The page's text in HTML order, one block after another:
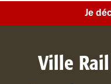
Je
Ville